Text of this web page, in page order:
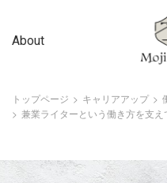
About
トップページ キャリアアップ
兼業ライターという働き方を支え